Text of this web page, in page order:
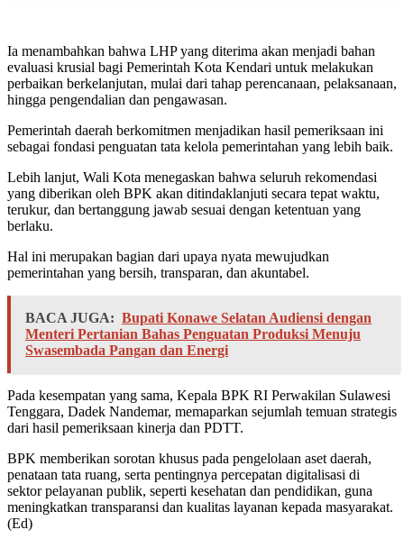
Ia menambahkan bahwa LHP yang diterima akan menjadi bahan
evaluasi krusial bagi Pemerintah Kota Kendari untuk melakukan
perbaikan berkelanjutan, mulai dari tahap perencanaan, pelaksanaan,
hingga pengendalian dan pengawasan.
Pemerintah daerah berkomitmen menjadikan hasil pemeriksaan ini
sebagai fondasi penguatan tata kelola pemerintahan yang lebih baik.
Lebih lanjut, Wali Kota menegaskan bahwa seluruh rekomendasi
yang diberikan oleh BPK akan ditindaklanjuti secara tepat waktu,
terukur, dan bertanggung jawab sesuai dengan ketentuan yang
berlaku.
Hal ini merupakan bagian dari upaya nyata mewujudkan
pemerintahan yang bersih, transparan, dan akuntabel.
BACA JUGA: Bupati Konawe Selatan Audiensi dengan
Menteri Pertanian Bahas Penguatan Produksi Menuju
Swasembada Pangan dan Energi
Pada kesempatan yang sama, Kepala BPK RI Perwakilan Sulawesi
Tenggara, Dadek Nandemar, memaparkan sejumlah temuan strategis
dari hasil pemeriksaan kinerja dan PDTT.
BPK memberikan sorotan khusus pada pengelolaan aset daerah,
penataan tata ruang, serta pentingnya percepatan digitalisasi di
sektor pelayanan publik, seperti kesehatan dan pendidikan, guna
meningkatkan transparansi dan kualitas layanan kepada masyarakat.
(Ed)